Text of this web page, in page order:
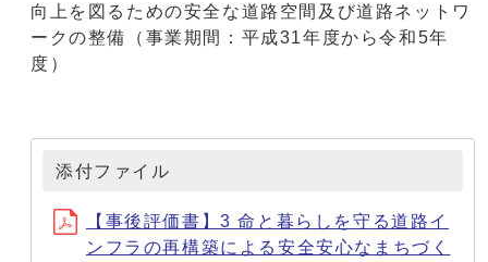
向上を図るための安全な道路空間及び道路ネットワ
ークの整備（事業期間：平成31年度から令和5年
度）
添付ファイル
【事後評価書】3 命と暮らしを守る道路イ
ンフラの再構築による安全安心なまちづく